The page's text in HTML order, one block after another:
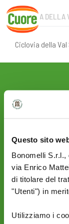
Questo sito
Bonomelli
via Enrico
di titolare del
"Utenti") in
Utilizziamo i
Skip
content
CICLOVIA DELLA
Ciclovia della Val
Termini e
Cookie